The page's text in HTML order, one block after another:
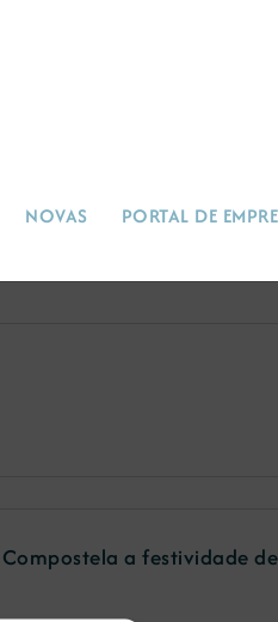
NOVAS PORTAL DE
a festividade